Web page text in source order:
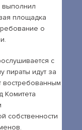
выполнил
площадка
о
с
пираты идут за
востребованным
Комитета
собственности